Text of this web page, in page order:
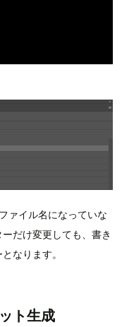
ァイル名になっていな
だけ変更しても、書き
なります。
ト生成